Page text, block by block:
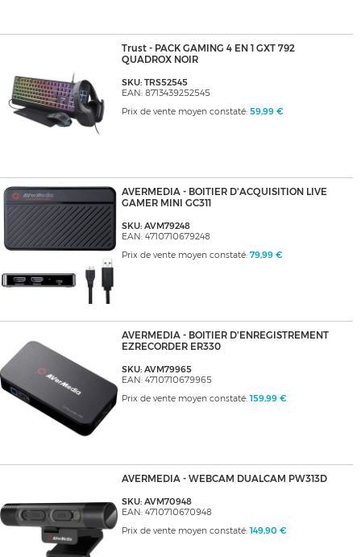
Trust - PACK GAMING 4 EN 1 GXT 792
QUADROX NOIR
SKU: TRS52545
EAN: 8713439252545
Prix de vente moyen constaté: 59,99 €
AVERMEDIA - BOITIER D'ACQUISITION LIVE
GAMER MINI GC311
SKU: AVM79248
EAN: 4710710679248
Prix de vente moyen constaté: 79,99 €
AVERMEDIA - BOITIER D'ENREGISTREMENT
EZRECORDER ER330
SKU: AVM79965
EAN: 4710710679965
Prix de vente moyen constaté: 159,99 €
AVERMEDIA - WEBCAM DUALCAM PW313D
SKU: AVM70948
EAN: 4710710670948
Prix de vente moyen constaté: 149,90 €